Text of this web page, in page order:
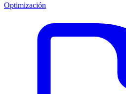
Optimización